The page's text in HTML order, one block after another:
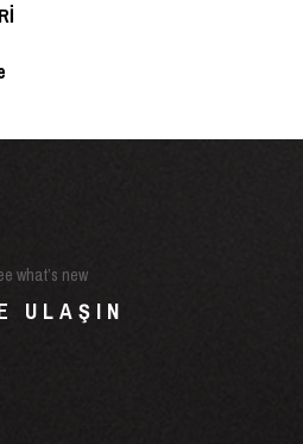
what’s new
ULAŞIN